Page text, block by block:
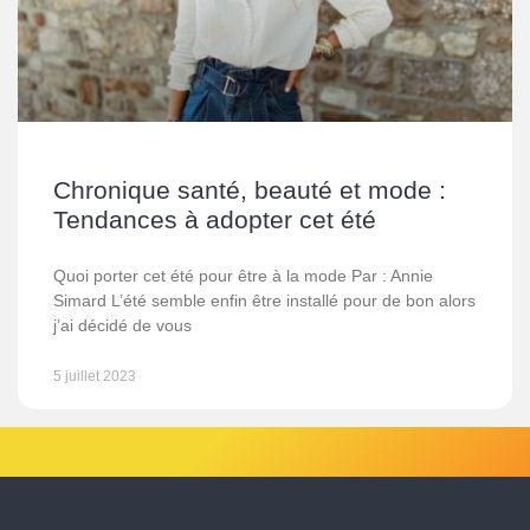
Chronique santé, beauté et mode :
Tendances à adopter cet été
Quoi porter cet été pour être à la mode Par : Annie
Simard L’été semble enfin être installé pour de bon alors
j’ai décidé de vous
5 juillet 2023